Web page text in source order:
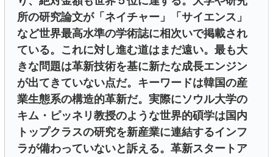
所の研究論文が「ネイチャー」「サイエンス」
など世界最高水準の学術誌に相次いで掲載され
ている。これに対し進む道はまだ遠い。最も大
きな問題は革新技術を基に新たな成長エンジン
が出てきていない点だ。キーワードは韓国の産
業生態系の構造的革新だ。実際にソウル大学の
キム・ピッネリ教授のような世界的碩学は国内
トップクラスの研究を新産業に連結するインフ
ラが備わっていないと訴える。革新スタートア